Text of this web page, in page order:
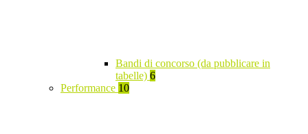
Bandi di concorso (da pubblicare in
tabelle) 6
Performance 10